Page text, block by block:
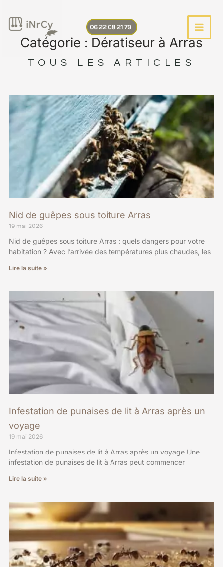
contenu
06 22 08 21 79
Catégorie : Dératiseur à Arras
TOUS LES ARTICLES
Nid de guêpes sous toiture Arras
19 mai 2026
Nid de guêpes sous toiture Arras : quels dangers pour votre
habitation ? Avec l’arrivée des températures plus chaudes, les
Lire la suite »
Infestation de punaises de lit à Arras après un
voyage
19 mai 2026
Infestation de punaises de lit à Arras après un voyage Une
infestation de punaises de lit à Arras peut commencer
Lire la suite »
PagePagePage